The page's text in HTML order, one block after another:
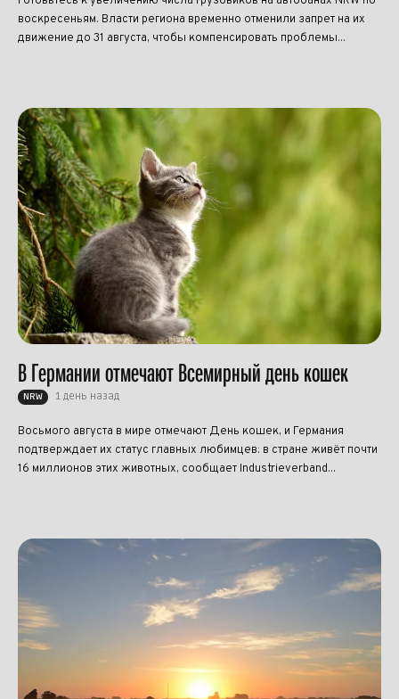
воскресеньям. Власти региона временно отменили запрет на их
движение до 31 августа, чтобы компенсировать проблемы...
В Германии отмечают Всемирный день кошек
NRW 1 день назад
Восьмого августа в мире отмечают День кошек, и Германия
подтверждает их статус главных любимцев: в стране живёт почти
16 миллионов этих животных, сообщает Industrieverband...